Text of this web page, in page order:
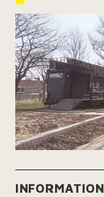
INFORMATION